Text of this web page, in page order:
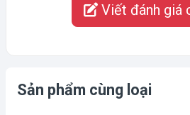
Viết đánh giá
Sản phẩm cùng loại